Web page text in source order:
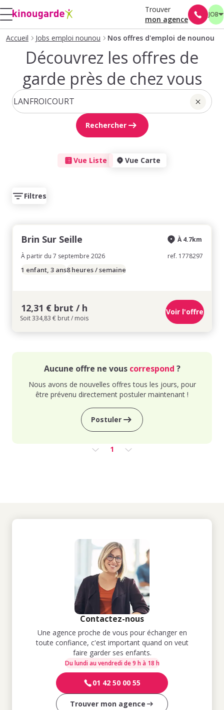
Trouver
mon agence
JOB
Accueil Jobs emploi nounou Nos offres d'emploi de nounou
Découvrez les offres de
garde près de chez vous
Rechercher
Vue Liste Vue Carte
Filtres
Brin Sur Seille
À partir du 7 septembre 2026
À 4.7km
ref. 1778297
1 enfant, 3 ans8 heures / semaine
12,31 € brut / h
Soit 334,83 € brut / mois
Voir l'offre
Aucune offre ne vous correspond ?
Nous avons de nouvelles offres tous les jours, pour
être prévenu directement postuler maintenant !
Postuler
1
Contactez-nous
Une agence proche de vous pour échanger en
toute confiance, c'est important quand on veut
faire garder ses enfants.
Du lundi au vendredi de 9 h à 18 h
01 42 50 00 55
Trouver mon agence